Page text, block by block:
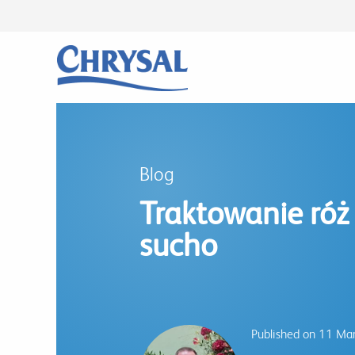
Blog
Traktowanie
sucho
Published on 11